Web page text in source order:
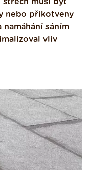
střech musí být
nebo přikotveny
sáním
vliv